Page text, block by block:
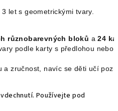
let s geometrickými tvary.
různobarevných bloků a 24
podle karty s předlohou nebo
a zručnost, navíc se děti učí
Používejte pod